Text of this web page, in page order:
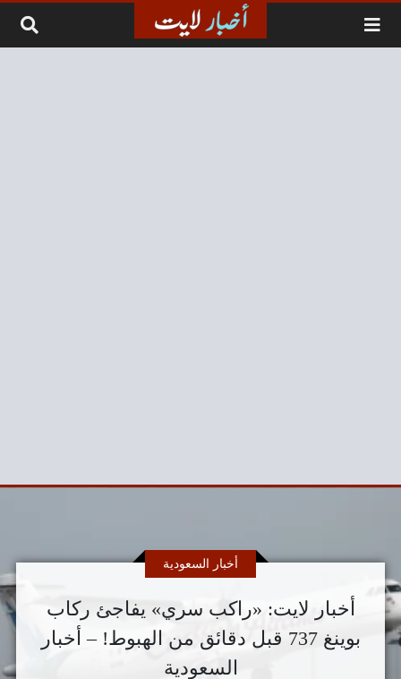
أخبار لايت: «راكب سري» يفاجئ ركاب
بوينغ 737 قبل دقائق من الهبوط! – أخبار
السعودية
أخبار السعودية